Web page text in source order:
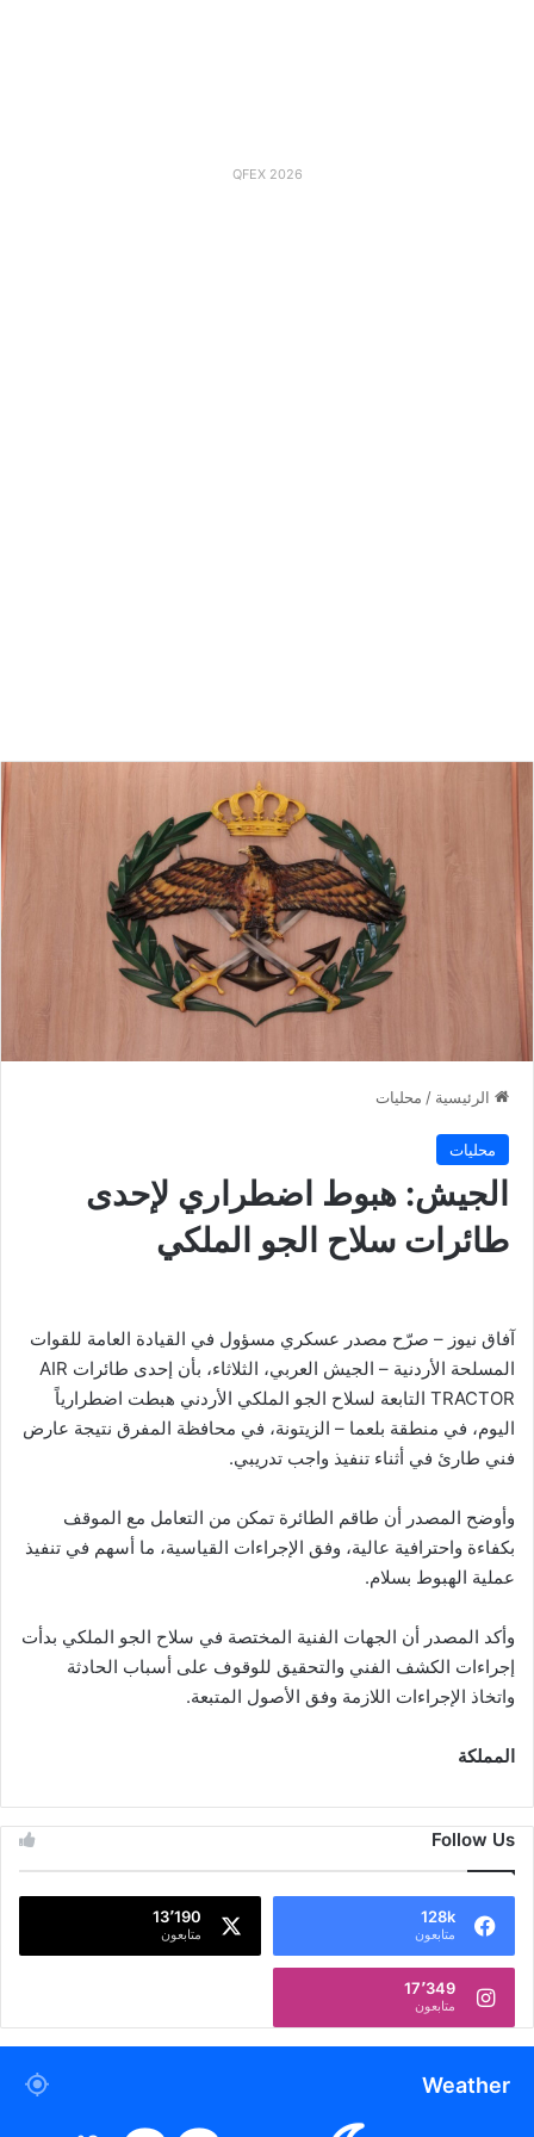
QFEX 2026
الرئيسية / محليات
محليات
الجيش: هبوط اضطراري لإحدى
طائرات سلاح الجو الملكي
آفاق نيوز – صرّح مصدر عسكري مسؤول في القيادة العامة للقوات
المسلحة الأردنية – الجيش العربي، الثلاثاء، بأن إحدى طائرات AIR
TRACTOR التابعة لسلاح الجو الملكي الأردني هبطت اضطرارياً
اليوم، في منطقة بلعما – الزيتونة، في محافظة المفرق نتيجة عارض
فني طارئ في أثناء تنفيذ واجب تدريبي.
وأوضح المصدر أن طاقم الطائرة تمكن من التعامل مع الموقف
بكفاءة واحترافية عالية، وفق الإجراءات القياسية، ما أسهم في تنفيذ
عملية الهبوط بسلام.
وأكد المصدر أن الجهات الفنية المختصة في سلاح الجو الملكي بدأت
إجراءات الكشف الفني والتحقيق للوقوف على أسباب الحادثة
واتخاذ الإجراءات اللازمة وفق الأصول المتبعة.
المملكة
Follow Us
128k
متابعون
13٬190
متابعون
17٬349
متابعون
Weather